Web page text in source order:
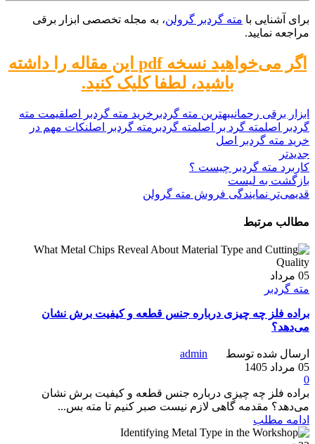
برای آشنایی با مته گردبر گرولن، به مجله تخصصی ابزار برقی
مراجعه نمایید.
اگر می‌خواهید نسخه pdf این مقاله را داشته
باشید، لطفا کلیک کنید.
ابزار برقی رحمانیبهترین مته گردبر خرید مته گردبر اصلقیمت مته
گردبر اصلمته گرد بر اصلمته گردبر مته گردبر اصلنکات مهم در
خرید مته گردبر اصل
جدیدتر
کاربرد مته گردبر چیست ؟
بازگشت به لیست
قدیمی‌تر نمایندگی فروش مته گرولن
مطالب مرتبط
05 مرداد
مته گردبر
براده فلز چه چیزی درباره جنس قطعه و کیفیت برش نشان
می‌دهد؟
ارسال شده توسط
admin
05 مرداد 1405
0
براده فلز چه چیزی درباره جنس قطعه و کیفیت برش نشان
می‌دهد؟ مقدمه گاهی لازم نیست صبر کنیم تا مته بس...
ادامه مطلب